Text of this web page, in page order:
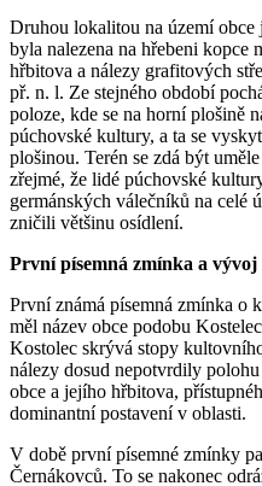
Druhou lokalitou na území obce
byla nalezena na hřebeni kopce
hřbitova a nálezy grafitových
př. n. l. Ze stejného období
poloze, kde se na horní plošině
púchovské kultury, a ta se
plošinou. Terén se zdá být
zřejmé, že lidé púchovské
germánských válečníků na celé
zničili většinu osídlení.
První písemná zmínka a vývoj
První známá písemná zmínka o
měl název obce podobu
Kostolec skrývá stopy
nálezy dosud nepotvrdily
obce a jejího hřbitova,
dominantní postavení v oblasti.
V době první písemné zmínky
Černákovců. To se nakonec